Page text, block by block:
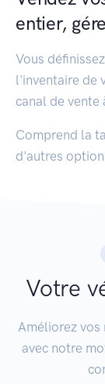
entier,
Vous
l'inventaire de
canal de
Comprend la
d'autres
Votre
Améliorez vos
avec notre